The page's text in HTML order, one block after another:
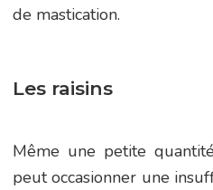
de mastication.
Les raisins
Même une petite
peut occasionner une